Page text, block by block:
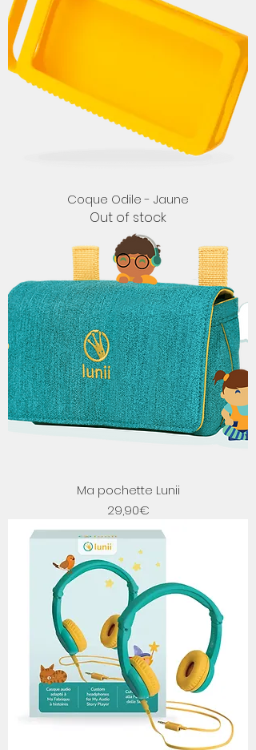
Coque Odile - Jaune
Out of stock
Ma pochette Lunii
Price
29,90€